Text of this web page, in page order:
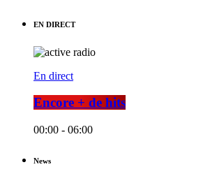
EN DIRECT
En direct
Encore + de hits
00:00 - 06:00
News